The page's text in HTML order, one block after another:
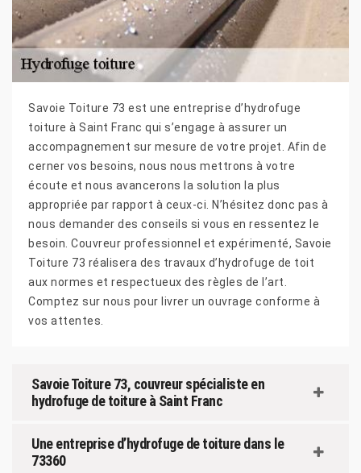
Savoie Toiture 73 est une entreprise d’hydrofuge
toiture à Saint Franc qui s’engage à assurer un
accompagnement sur mesure de votre projet. Afin de
cerner vos besoins, nous nous mettrons à votre
écoute et nous avancerons la solution la plus
appropriée par rapport à ceux-ci. N’hésitez donc pas à
nous demander des conseils si vous en ressentez le
besoin. Couvreur professionnel et expérimenté, Savoie
Toiture 73 réalisera des travaux d’hydrofuge de toit
aux normes et respectueux des règles de l’art.
Comptez sur nous pour livrer un ouvrage conforme à
vos attentes.
Savoie Toiture 73, couvreur spécialiste en
hydrofuge de toiture à Saint Franc
Une entreprise d’hydrofuge de toiture dans le
73360